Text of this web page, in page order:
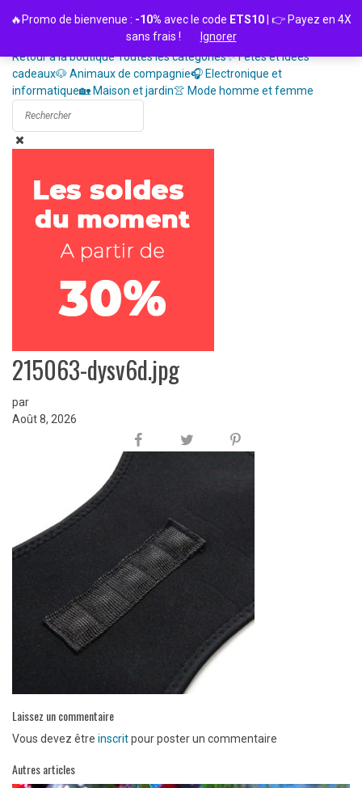
Retour à la boutiqueToutes les catégories✨ Fêtes et idées
cadeaux🐶 Animaux de compagnie🎧 Electronique et
informatique🏡 Maison et jardin👚 Mode homme et femme
215063-dysv6d.jpg
par
Août 8, 2026
Laissez un commentaire
Vous devez être inscritpour poster un commentaire
Autres articles
🔥Promo de bienvenue : -10% avec le code ETS10 | 👉 Payez en 4X
sans frais !
Ignorer